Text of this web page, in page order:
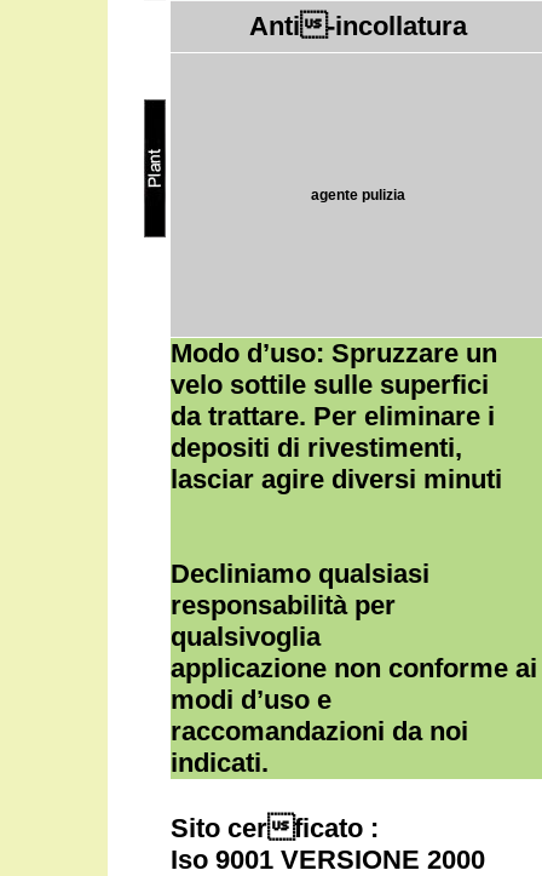
Anti-incollatura
agente pulizia
Modo d’uso: Spruzzare un
velo sottile sulle superfici
da trattare. Per eliminare i
depositi di rivestimenti,
lasciar agire diversi minuti
Decliniamo qualsiasi
responsabilità per
qualsivoglia
applicazione non conforme ai
modi dʼuso e
raccomandazioni da noi
indicati.
Sito cerficato :
Iso 9001 VERSIONE 2000